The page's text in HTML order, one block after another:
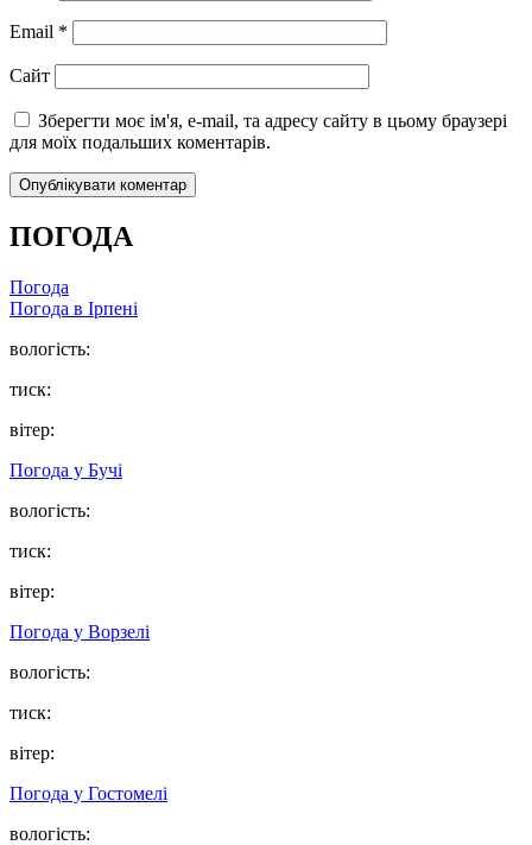
Email *
Сайт
Зберегти моє ім'я, e-mail, та адресу сайту в цьому браузері
для моїх подальших коментарів.
ПОГОДА
Погода
Погода в Ірпені
вологість:
тиск:
вітер:
Погода у Бучі
вологість:
тиск:
вітер:
Погода у Ворзелі
вологість:
тиск:
вітер:
Погода у Гостомелі
вологість: